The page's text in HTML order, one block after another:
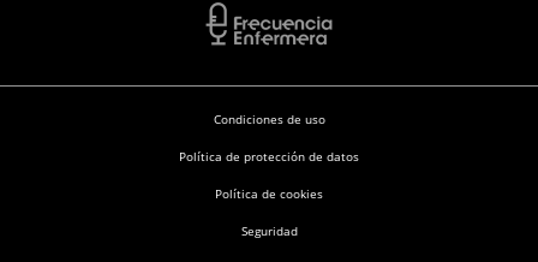
Condiciones de uso
Política de protección de datos
Política de cookies
Seguridad